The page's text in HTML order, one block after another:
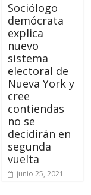
Sociólogo
demócrata
explica
nuevo
sistema
electoral de
Nueva York y
cree
contiendas
no se
decidirán en
segunda
vuelta
junio 25, 2021